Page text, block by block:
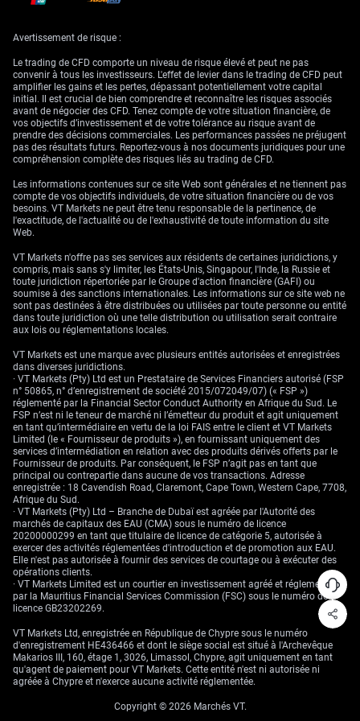
Avertissement de risque :
Le trading de CFD comporte un niveau de risque élevé et peut ne pas
convenir à tous les investisseurs. L'effet de levier dans le trading de CFD peut
amplifier les gains et les pertes, dépassant potentiellement votre capital
initial. Il est crucial de bien comprendre et reconnaître les risques associés
avant de négocier des CFD. Tenez compte de votre situation financière, de
vos objectifs d’investissement et de votre tolérance au risque avant de
prendre des décisions commerciales. Les performances passées ne préjugent
pas des résultats futurs. Reportez-vous à nos documents juridiques pour une
compréhension complète des risques liés au trading de CFD.
Les informations contenues sur ce site Web sont générales et ne tiennent pas
compte de vos objectifs individuels, de votre situation financière ou de vos
besoins. VT Markets ne peut être tenu responsable de la pertinence, de
l'exactitude, de l'actualité ou de l'exhaustivité de toute information du site
Web.
VT Markets n'offre pas ses services aux résidents de certaines juridictions, y
compris, mais sans s'y limiter, les États-Unis, Singapour, l'Inde, la Russie et
toute juridiction répertoriée par le Groupe d'action financière (GAFI) ou
soumise à des sanctions internationales. Les informations sur ce site web ne
sont pas destinées à être distribuées ou utilisées par toute personne ou entité
dans toute juridiction où une telle distribution ou utilisation serait contraire
aux lois ou réglementations locales.
VT Markets est une marque avec plusieurs entités autorisées et enregistrées
dans diverses juridictions.
· VT Markets (Pty) Ltd est un Prestataire de Services Financiers autorisé (FSP
n° 50865, n° d’enregistrement de société 2015/072049/07) (« FSP »)
réglementé par la Financial Sector Conduct Authority en Afrique du Sud. Le
FSP n’est ni le teneur de marché ni l’émetteur du produit et agit uniquement
en tant qu’intermédiaire en vertu de la loi FAIS entre le client et VT Markets
Limited (le « Fournisseur de produits »), en fournissant uniquement des
services d’intermédiation en relation avec des produits dérivés offerts par le
Fournisseur de produits. Par conséquent, le FSP n’agit pas en tant que
principal ou contrepartie dans aucune de vos transactions. Adresse
enregistrée : 18 Cavendish Road, Claremont, Cape Town, Western Cape, 7708,
Afrique du Sud.
· VT Markets (Pty) Ltd – Branche de Dubaï est agréée par l'Autorité des
marchés de capitaux des EAU (CMA) sous le numéro de licence
20200000299 en tant que titulaire de licence de catégorie 5, autorisée à
exercer des activités réglementées d'introduction et de promotion aux EAU.
Elle n'est pas autorisée à fournir des services de courtage ou à exécuter des
opérations clients.
· VT Markets Limited est un courtier en investissement agréé et réglementé
par la Mauritius Financial Services Commission (FSC) sous le numéro de
licence GB23202269.
VT Markets Ltd, enregistrée en République de Chypre sous le numéro
d'enregistrement HE436466 et dont le siège social est situé à l'Archevêque
Makarios III, 160, étage 1, 3026, Limassol, Chypre, agit uniquement en tant
qu'agent de paiement pour VT Markets. Cette entité n'est ni autorisée ni
agréée à Chypre et n'exerce aucune activité réglementée.
Copyright © 2026 Marchés VT.